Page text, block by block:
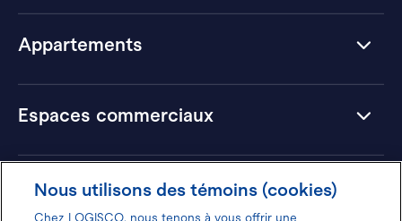
Appartements
Espaces commerciaux
Hôtels
Nous utilisons des témoins (cookies)
Chez LOGISCO, nous tenons à vous offrir une